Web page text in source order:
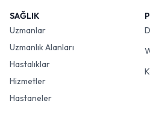
SAĞLIK
Uzmanlar
Uzmanlık Alanları
Hastalıklar
Hizmetler
Hastaneler